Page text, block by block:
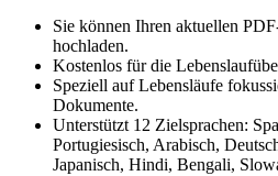
Sie können Ihren aktuellen
hochladen.
Kostenlos für die
Speziell auf Lebensläufe
Dokumente.
Unterstützt 12 Zielsprachen:
Portugiesisch, Arabisch,
Japanisch, Hindi, Bengali,